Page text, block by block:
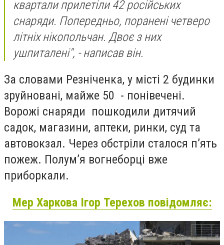
квартали прилетіли 42 російських
снаряди. Попередньо, поранені четверо
літніх нікопольчан. Двоє з них
ушпиталені", - написав він.
За словами Резніченка, у місті 2 будинки
зруйновані, майже 50 - понівечені.
Ворожі снаряди пошкодили дитячий
садок, магазини, аптеки, ринки, суд та
автовокзал. Через обстріли сталося п’ять
пожеж. Полум’я вогнеборці вже
приборкали.
Мер Харкова Ігор Терехов повідомляє: